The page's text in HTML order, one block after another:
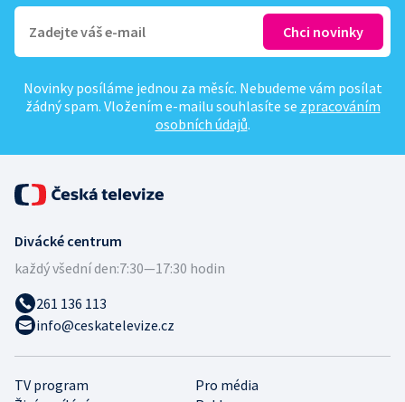
Novinky posíláme jednou za měsíc. Nebudeme vám posílat
žádný spam. Vložením e-mailu souhlasíte se zpracováním
osobních údajů.